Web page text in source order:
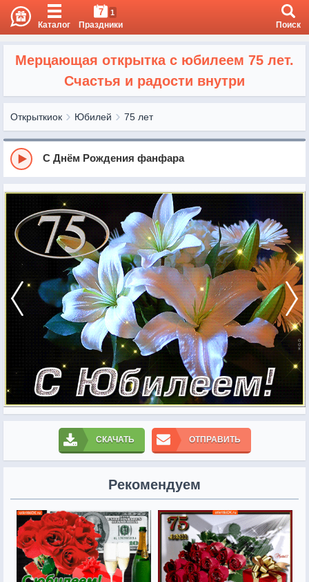
Каталог
7 1
Праздники Поиск
Мерцающая открытка с юбилеем 75 лет.
Счастья и радости внутри
Открыткиок Юбилей 75 лет
С Днём Рождения фанфара
СКАЧАТЬ ОТПРАВИТЬ
Рекомендуем